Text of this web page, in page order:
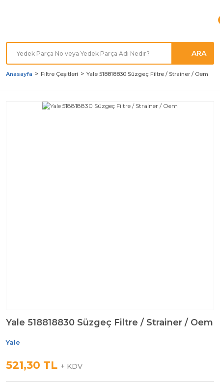
ARA
Anasayfa Filtre Çeşitleri Yale 518818830 Süzgeç Filtre / Strainer / Oem
Yale 518818830 Süzgeç Filtre / Strainer / Oem
Yale
521,30 TL + KDV